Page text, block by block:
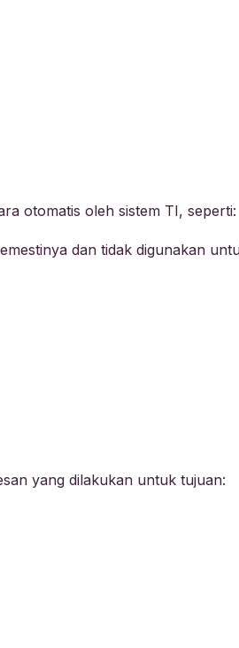
otomatis oleh sistem TI, seperti:
dan tidak digunakan
yang dilakukan untuk tujuan: